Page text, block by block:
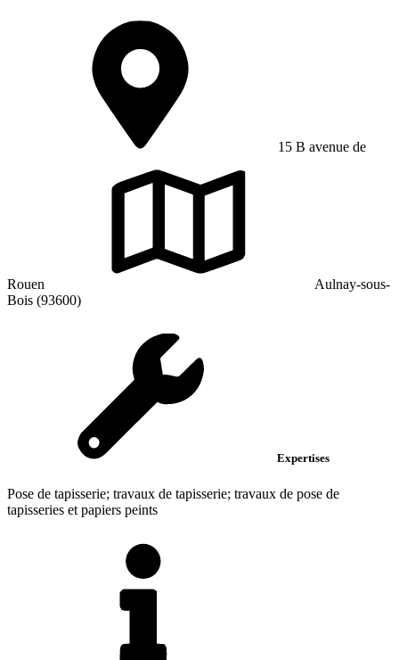
15 B avenue de
Rouen
Aulnay-sous-
Bois (93600)
Expertises
Pose de tapisserie; travaux de tapisserie; travaux de pose de
tapisseries et papiers peints